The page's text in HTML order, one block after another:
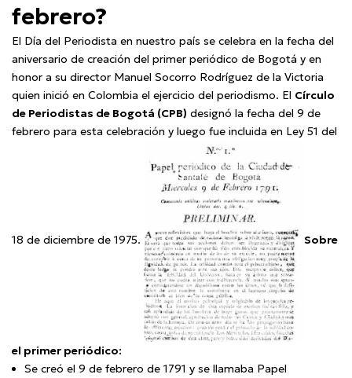
febrero?
El Día del Periodista en nuestro país se celebra en la fecha del
aniversario de creación del primer periódico de Bogotá y en
honor a su director Manuel Socorro Rodríguez de la Victoria
quien inició en Colombia el ejercicio del periodismo. El Círculo
de Periodistas de Bogotá (CPB) designó la fecha del 9 de
febrero para esta celebración y luego fue incluida en Ley 51 del
18 de diciembre de 1975. Sobre
el primer periódico:
Se creó el 9 de febrero de 1791 y se llamaba Papel